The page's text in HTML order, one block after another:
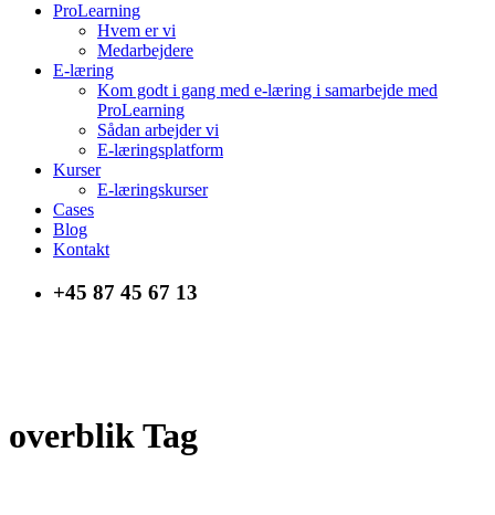
ProLearning
Hvem er vi
Medarbejdere
E-læring
Kom godt i gang med e-læring i samarbejde med
ProLearning
Sådan arbejder vi
E-læringsplatform
Kurser
E-læringskurser
Cases
Blog
Kontakt
+45 87 45 67 13
overblik Tag